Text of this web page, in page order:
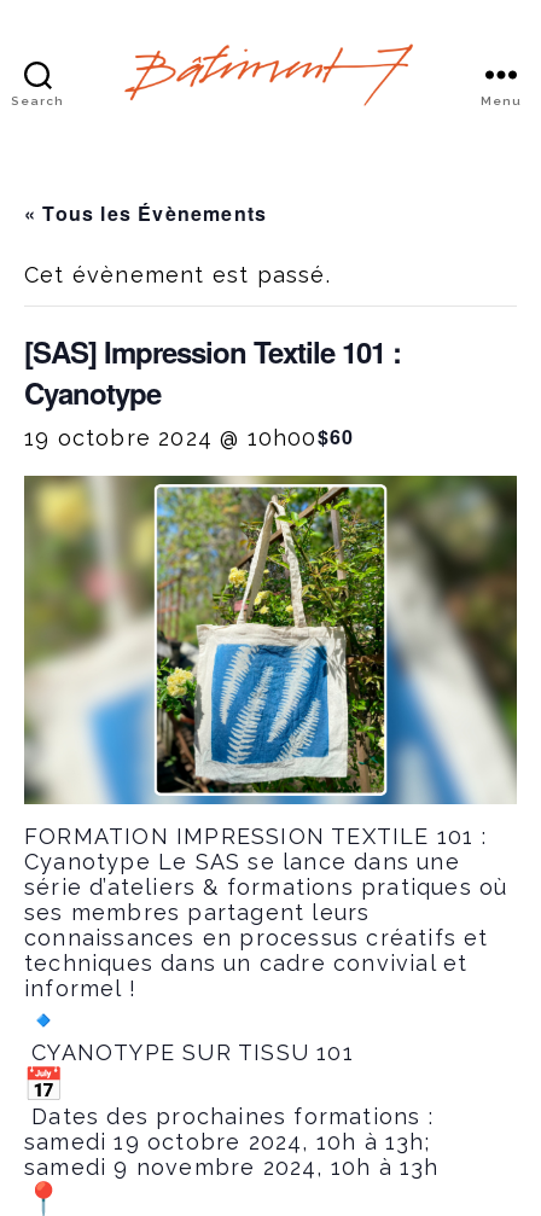
Search Menu
« Tous les Évènements
Cet évènement est passé.
[SAS] Impression Textile 101 :
Cyanotype
19 octobre 2024 @ 10h00$60
FORMATION IMPRESSION TEXTILE 101 :
Cyanotype Le SAS se lance dans une
série d’ateliers & formations pratiques où
ses membres partagent leurs
connaissances en processus créatifs et
techniques dans un cadre convivial et
informel !
CYANOTYPE SUR TISSU 101
Dates des prochaines formations :
samedi 19 octobre 2024, 10h à 13h;
samedi 9 novembre 2024, 10h à 13h